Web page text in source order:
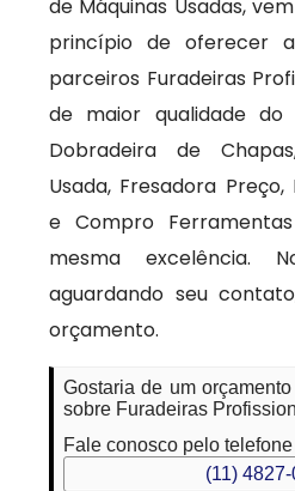
de Máquinas Usadas,
princípio de oferecer
parceiros Furadeiras
de maior qualidade
Dobradeira de
Usada, Fresadora
e Compro
mesma excelência.
aguardando seu
orçamento.
Gostaria de um
sobre Furadeiras
Fale conosco pelo telefone
(11)